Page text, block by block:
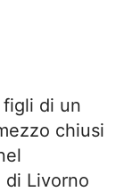
figli di un
chiusi
di Livorno